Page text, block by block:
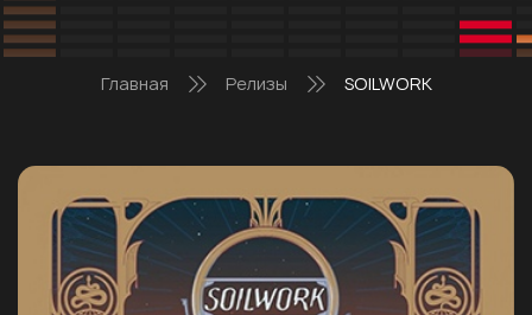
Главная Релизы SOILWORK